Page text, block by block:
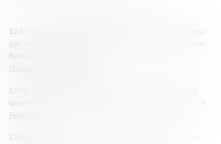
12.00-15.00
для детей от Мурманской областной детско-юношеской
библиотеки (МОДЮБ)
Подробнее о мероприятии
12.00-15.00
край! Акция в рамках книжной ярмарки «Читай север!», 5+
Регистрация
12.00-15.00